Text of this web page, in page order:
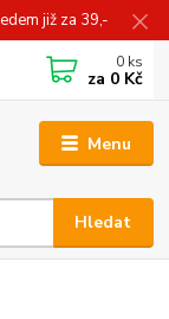
již za 39,-
Menu
Hledat
0 ks
za 0 Kč